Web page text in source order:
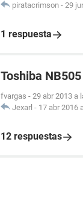
piratacrimson - 29
1 respuesta
Toshiba
fvargas - 29 abr 2013 a
Jexarl - 17 abr 2016
12 respuestas